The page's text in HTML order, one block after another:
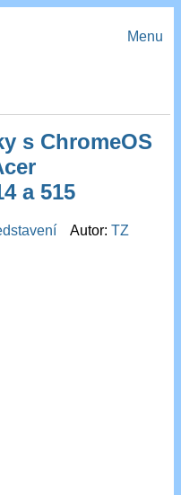
Menu
s ChromeOS
a 515
Autor:TZ